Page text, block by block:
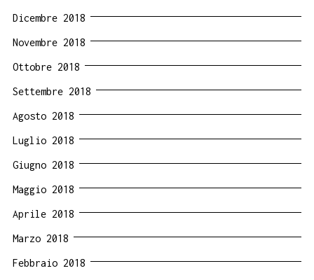
Dicembre 2018
Novembre 2018
Ottobre 2018
Settembre 2018
Agosto 2018
Luglio 2018
Giugno 2018
Maggio 2018
Aprile 2018
Marzo 2018
Febbraio 2018